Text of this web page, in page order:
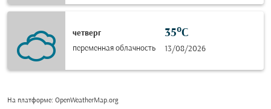
четверг
переменная облачность
35°C
13/08/2026
На платформе: OpenWeatherMap.org